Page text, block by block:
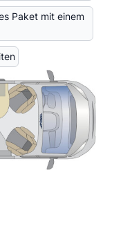
Paket mit einem